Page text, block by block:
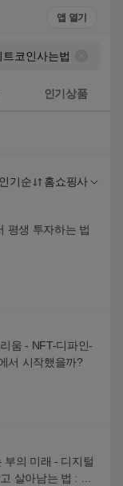
앱 열기
인기상품
인기순 홈쇼핑사
평생 투자하는 법
움 - NFT-디파인-
서 시작했을까?
부의 미래 - 디지털
살아남는 법 : 블
법 검색결과 | 홈쇼